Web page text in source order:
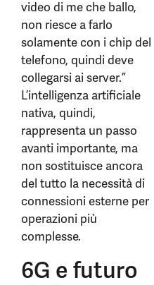
video di me che ballo,
non riesce a farlo
solamente con i chip del
telefono, quindi deve
collegarsi ai server.”
L’intelligenza artificiale
nativa, quindi,
rappresenta un passo
avanti importante, ma
non sostituisce ancora
del tutto la necessità di
connessioni esterne per
operazioni più
complesse.
6G e futuro